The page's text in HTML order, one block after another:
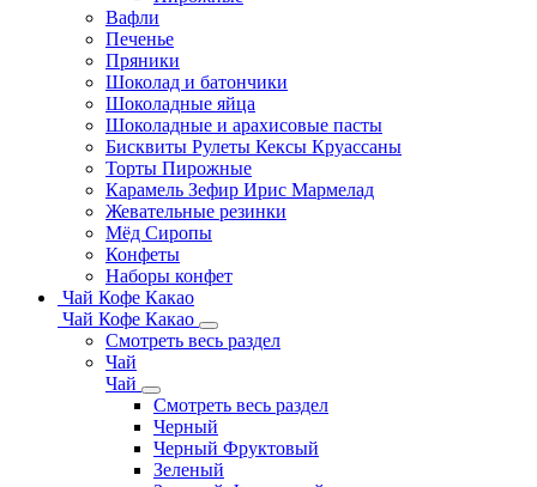
Вафли
Печенье
Пряники
Шоколад и батончики
Шоколадные яйца
Шоколадные и арахисовые пасты
Бисквиты Рулеты Кексы Круассаны
Торты Пирожные
Карамель Зефир Ирис Мармелад
Жевательные резинки
Мёд Сиропы
Конфеты
Наборы конфет
Чай Кофе Какао
Чай Кофе Какао
Смотреть весь раздел
Чай
Чай
Смотреть весь раздел
Черный
Черный Фруктовый
Зеленый